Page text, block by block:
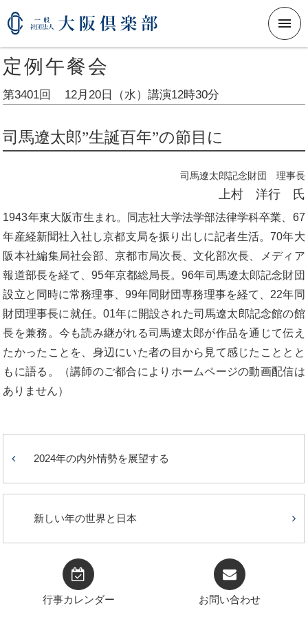
メニ
定例午餐会
第3401回 12月20日（水）講演12時30分
司馬遼太郎”生誕百年”の節目に
司馬遼太郎記念財団 理事長
上村 洋行 氏
1943年東大阪市生まれ。同志社大学法学部法律学科卒業、67
年産経新聞社入社し京都支局を振り出しに記者生活。70年大
阪本社編集局社会部、京都市局次長、文化部次長、メディア
報道部長を経て、95年京都総局長。96年司馬遼太郎記念財団
設立と同時に常務理事、99年同財団専務理事を経て、22年同
財団理事長に就任。01年に開設された司馬遼太郎記念館の館
長を兼務。今も読み継がれる司馬遼太郎が作品を通じて伝え
たかったことを、身辺にいた者の目から見て感じたこととと
もに語る。（講師のご都合によりホームページの動画配信は
ありません）
2024年の内外情勢を展望する
新しい年の世界と日本
行事カレンダー お問い合わせ